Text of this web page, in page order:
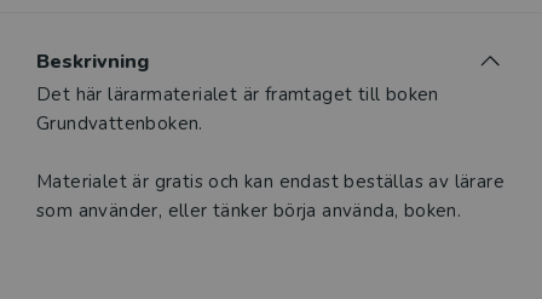
Beskrivning
Det här lärarmaterialet är framtaget till boken
Grundvattenboken.
Materialet är gratis och kan endast beställas av lärare
som använder, eller tänker börja använda, boken.